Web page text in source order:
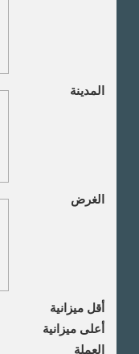
المدينة
الغرض
أقل ميزانية
أعلى ميزانية
العملة